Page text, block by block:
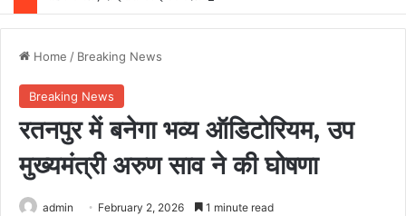
Home / Breaking News
Breaking News
रतनपुर में बनेगा भव्य ऑडिटोरियम, उप
मुख्यमंत्री अरुण साव ने की घोषणा
admin February 2, 2026 1 minute read